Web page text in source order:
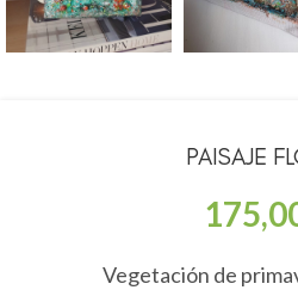
PAISAJE
Vegetación de